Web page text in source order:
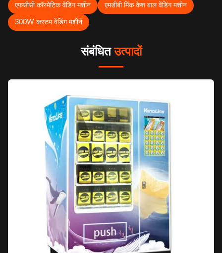
एफसीसी कॉस्मेटिक वेंडिंग मशीन एमडीबी मिंक केश बाल वेंडिंग मशीन
300W कस्टम वेंडिंग मशीनें
संबंधितउत्पादों